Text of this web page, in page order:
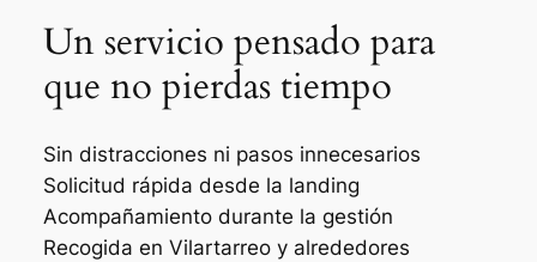
Un servicio pensado para
que no pierdas tiempo
Sin distracciones ni pasos innecesarios
Solicitud rápida desde la landing
Acompañamiento durante la gestión
Recogida en Vilartarreo y alrededores